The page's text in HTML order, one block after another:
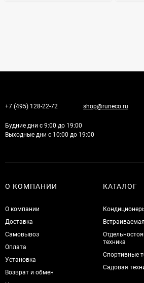
+7 (495) 128-22-72 shop@runeco.ru
Будние дни с 9:00 до 19:00
Выходные дни с 10:00 до 19:00
О КОМПАНИИ
О компании
Доставка
Самовывоз
Оплата
Установка
Возврат и обмен
КАТАЛОГ
техника
Спортивные
Садовая